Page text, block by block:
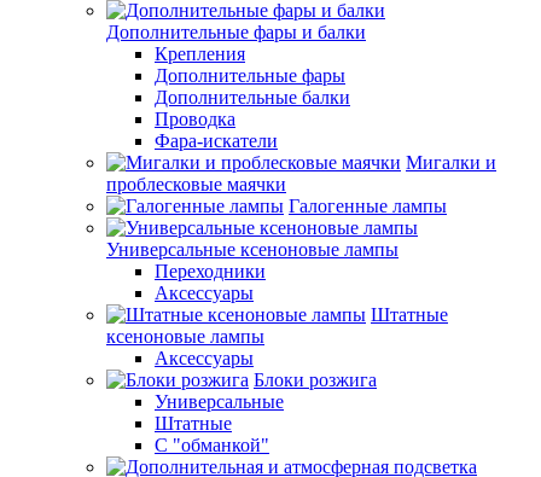
Дополнительные фары и балки
Крепления
Дополнительные фары
Дополнительные балки
Проводка
Фара-искатели
Мигалки и
проблесковые маячки
Галогенные лампы
Универсальные ксеноновые лампы
Переходники
Аксессуары
Штатные
ксеноновые лампы
Аксессуары
Блоки розжига
Универсальные
Штатные
С "обманкой"